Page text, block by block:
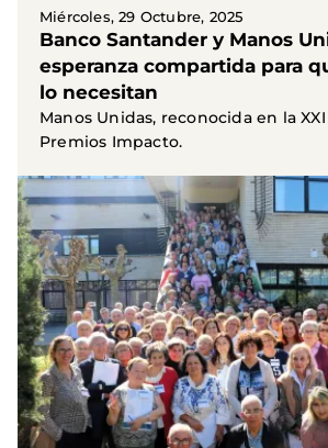
Miércoles, 29 Octubre, 2025
Banco Santander y Manos
esperanza compartida para
lo necesitan
Manos Unidas, reconocida en la
Premios Impacto.